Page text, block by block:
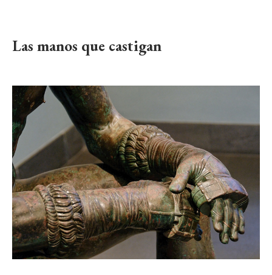
Las manos que castigan